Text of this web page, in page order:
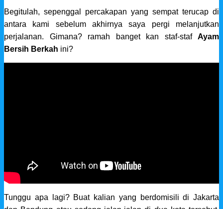
Begitulah, sepenggal percakapan yang sempat terucap di
antara kami sebelum akhirnya saya pergi melanjutkan
perjalanan. Gimana? ramah banget kan staf-staf Ayam
Bersih Berkah ini?
Tunggu apa lagi? Buat kalian yang berdomisili di Jakarta